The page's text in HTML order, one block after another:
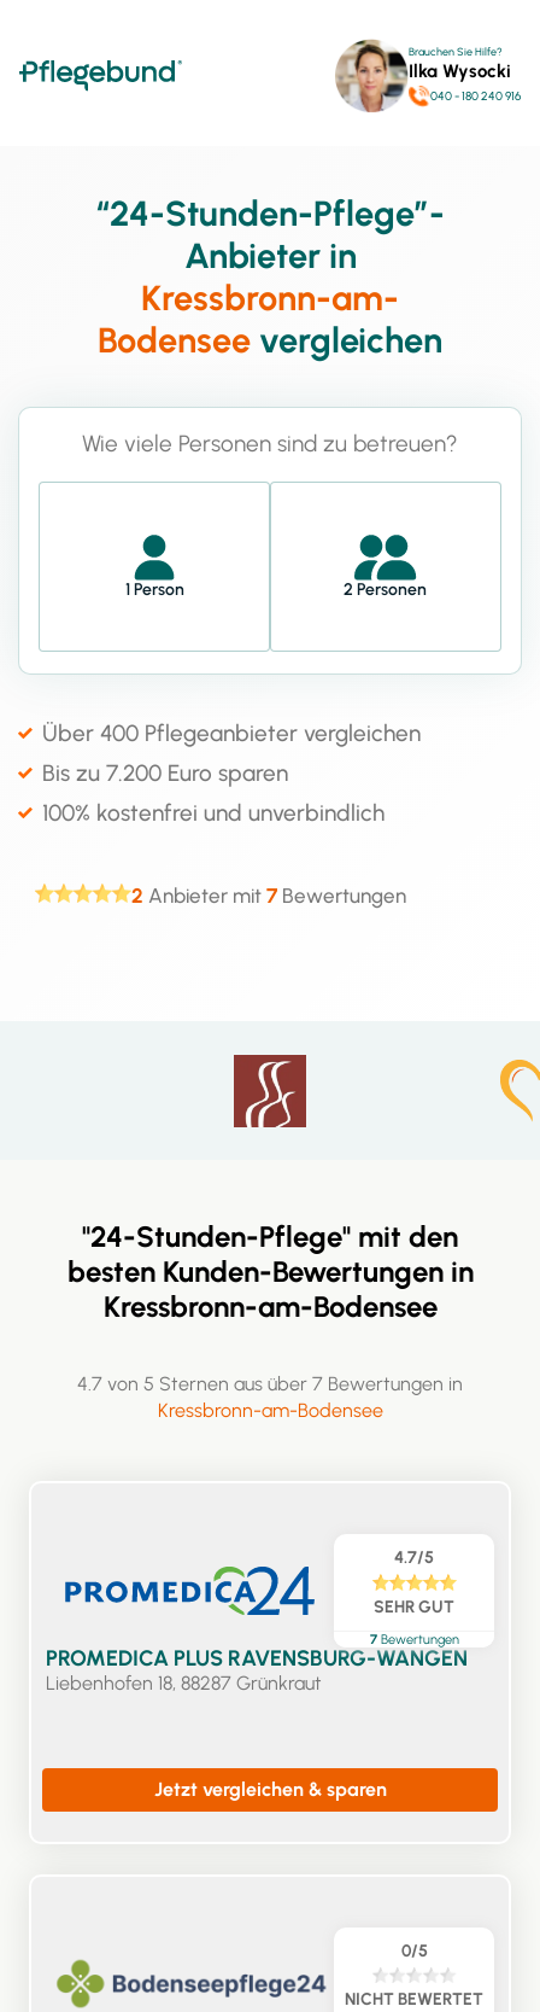
Brauchen Sie Hilfe?
Ilka Wysocki
040 - 180 240 916
“24-Stunden-Pflege”-
Anbieter in
Kressbronn-am-
Bodensee vergleichen
Wie viele Personen sind zu betreuen?
1 Person 2 Personen
Über 400 Pflegeanbieter vergleichen
Bis zu 7.200 Euro sparen
100% kostenfrei und unverbindlich
2 Anbieter mit 7 Bewertungen
"24-Stunden-Pflege" mit den
besten Kunden-Bewertungen in
Kressbronn-am-Bodensee
4.7 von 5 Sternen aus über 7 Bewertungen in
Kressbronn-am-Bodensee
4.7/5
SEHR GUT
7 Bewertungen
PROMEDICA PLUS RAVENSBURG-WANGEN
Liebenhofen 18, 88287 Grünkraut
Jetzt vergleichen & sparen
0/5
NICHT BEWERTET